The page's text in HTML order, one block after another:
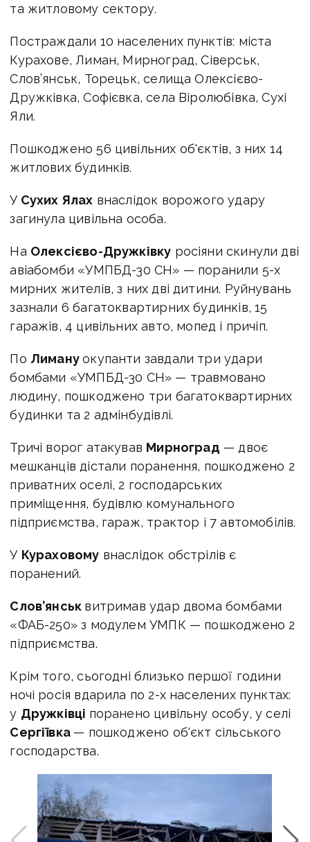
та житловому сектору.
Постраждали 10 населених пунктів: міста
Курахове, Лиман, Мирноград, Сіверськ,
Слов’янськ, Торецьк, селища Олексієво-
Дружківка, Софієвка, села Віролюбівка, Сухі
Яли.
Пошкоджено 56 цивільних об'єктів, з них 14
житлових будинків.
У Сухих Ялах внаслідок ворожого удару
загинула цивільна особа.
На Олексієво-Дружківку росіяни скинули дві
авіабомби «УМПБД-30 СН» — поранили 5-х
мирних жителів, з них дві дитини. Руйнувань
зазнали 6 багатоквартирних будинків, 15
гаражів, 4 цивільних авто, мопед і причіп.
По Лимануокупанти завдали три удари
бомбами «УМПБД-30 СН» — травмовано
людину, пошкоджено три багатоквартирних
будинки та 2 адмінбудівлі.
Тричі ворог атакував Мирноград — двоє
мешканців дістали поранення, пошкоджено 2
приватних оселі, 2 господарських
приміщення, будівлю комунального
підприємства, гараж, трактор і 7 автомобілів.
У Кураховому внаслідок обстрілів є
поранений.
Слов’янськ витримав удар двома бомбами
«ФАБ-250» з модулем УМПК — пошкоджено 2
підприємства.
Крім того, сьогодні близько першої години
ночі росія вдарила по 2-х населених пунктах:
у Дружківці поранено цивільну особу, у селі
Сергіївка — пошкоджено об'єкт сільського
господарства.